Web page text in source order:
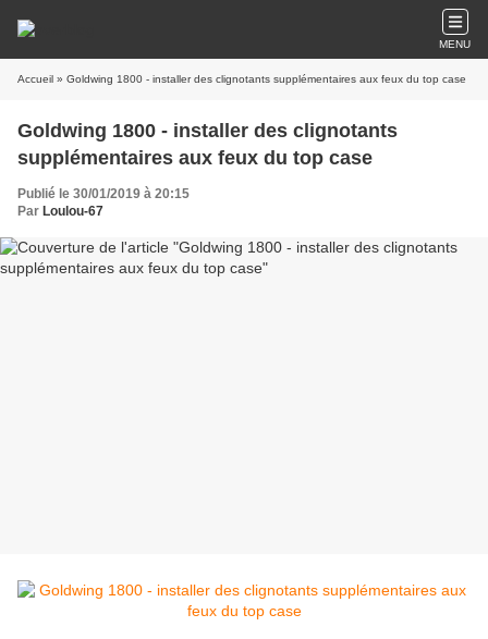
MENU
Accueil » Goldwing 1800 - installer des clignotants supplémentaires aux feux du top case
Goldwing 1800 - installer des clignotants
supplémentaires aux feux du top case
Publié le 30/01/2019 à 20:15
Par Loulou-67